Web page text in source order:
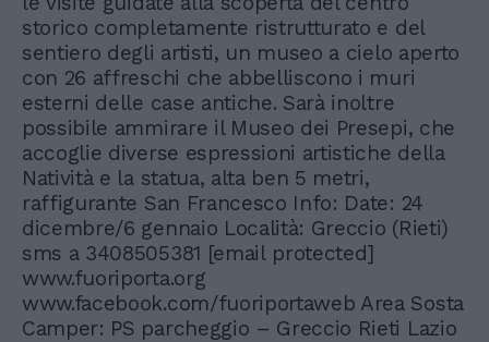
storico completamente ristrutturato e del
sentiero degli artisti, un museo a cielo aperto
con 26 affreschi che abbelliscono i muri
esterni delle case antiche. Sarà inoltre
possibile ammirare il Museo dei Presepi, che
accoglie diverse espressioni artistiche della
Natività e la statua, alta ben 5 metri,
raffigurante San Francesco Info: Date: 24
dicembre/6 gennaio Località: Greccio (Rieti)
sms a 3408505381 [email protected]
www.fuoriporta.org
www.facebook.com/fuoriportaweb Area Sosta
Camper: PS parcheggio – Greccio Rieti Lazio